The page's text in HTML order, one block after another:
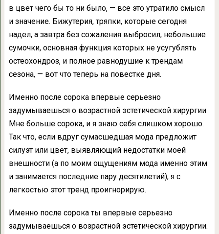
в цвет чего бы то ни было, — все это утратило смысл
и значение. Бижутерия, тряпки, которые сегодня
надел, а завтра без сожаления выбросил, небольшие
сумочки, основная функция которых не усугублять
остеохондроз, и полное равнодушие к трендам
сезона, — вот что теперь на повестке дня.
Именно после сорока впервые серьезно
задумываешься о возрастной эстетической хирургии
Мне больше сорока, и я знаю себя слишком хорошо.
Так что, если вдруг сумасшедшая мода предложит
силуэт или цвет, выявляющий недостатки моей
внешности (а по моим ощущениям мода именно этим
и занимается последние пару десятилетий), я с
легкостью этот тренд проигнорирую.
Именно после сорока ты впервые серьезно
задумываешься о возрастной эстетической хирургии.